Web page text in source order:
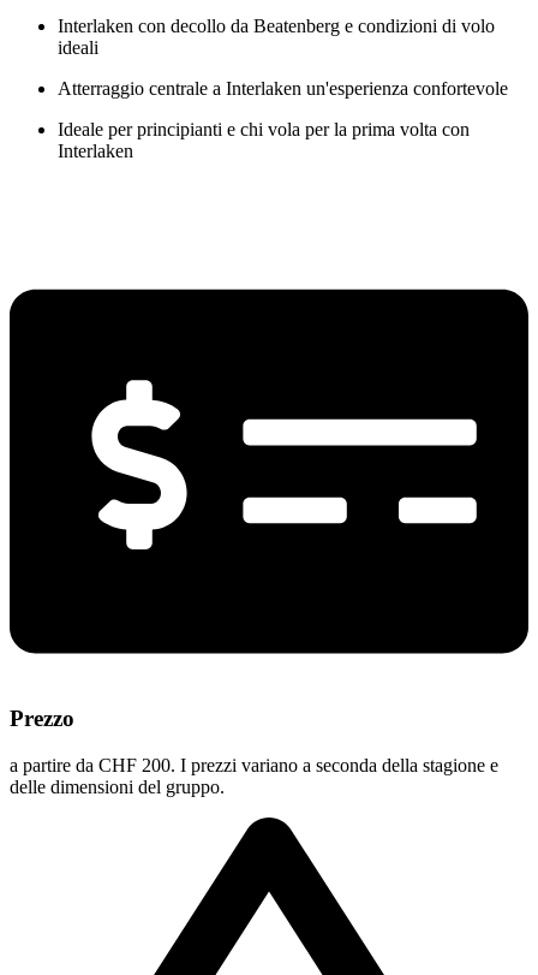
Interlaken con decollo da Beatenberg e condizioni di volo
ideali
Atterraggio centrale a Interlaken un'esperienza confortevole
Ideale per principianti e chi vola per la prima volta con
Interlaken
Prezzo
a partire da CHF 200. I prezzi variano a seconda della stagione e
delle dimensioni del gruppo.